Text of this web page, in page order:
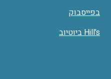
בפייסבוק
Hill’s ביוטיוב